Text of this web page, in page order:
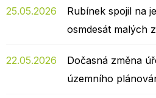
25.05.2026
Rubínek spojil na
osmdesát malých
22.05.2026
Dočasná změna
územního